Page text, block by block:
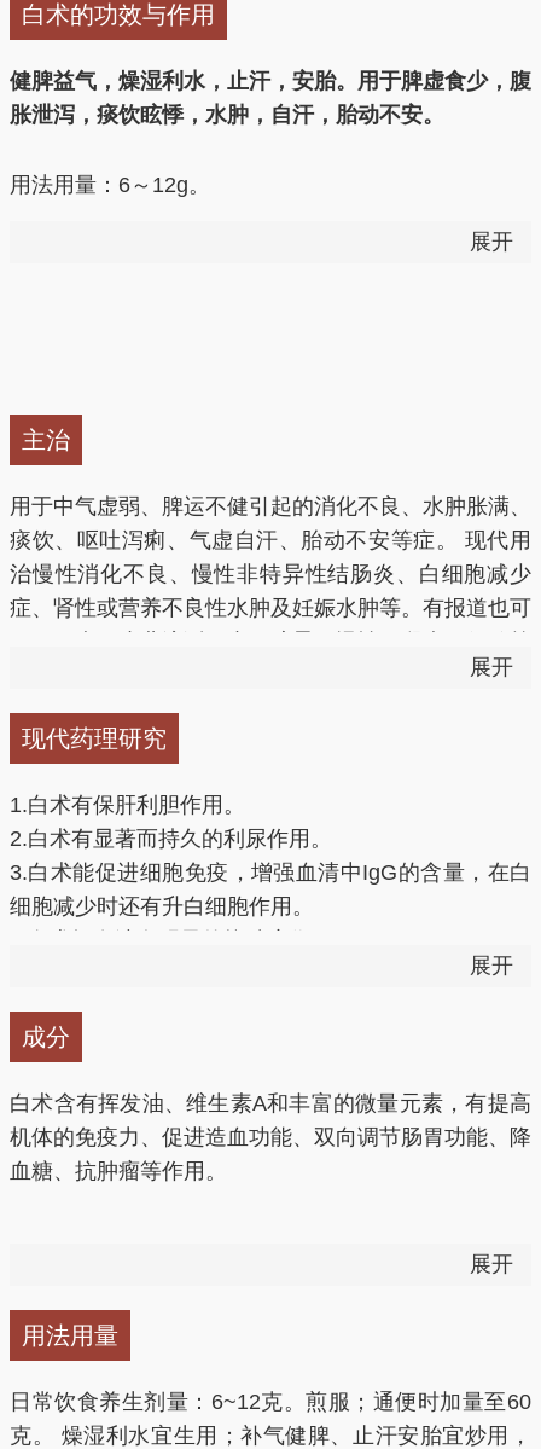
白术的功效与作用
健脾益气，燥湿利水，止汗，安胎。用于脾虚食少，腹
胀泄泻，痰饮眩悸，水肿，自汗，胎动不安。
用法用量：6～12g。
食少便溏、久泻久痢等。
燥湿利水：用于脾虚痰饮见食少、胃肠有振水声、头
晕、心悸等。
固表止汗：用于肺卫不固所致的自汗、易感冒。
1、增强机体免疫功能
白术能显著增强白细胞吞噬金黄色葡萄球菌的能力，从
而提高机体的抗病能力。
2、利尿
利尿作用。
3、抗氧化，延缓衰老
白术有抗氧化作用。能有效抑制脂质过氧化作用，降低
科手术后便秘者有效。
展开
主治
用于中气虚弱、脾运不健引起的消化不良、水肿胀满、
痰饮、呕吐泻痢、气虚自汗、胎动不安等症。 现代用
治慢性消化不良、慢性非特异性结肠炎、白细胞减少
症、肾性或营养不良性水肿及妊娠水肿等。有报道也可
展开
现代药理研究
1.白术有保肝利胆作用。
2.白术有显著而持久的利尿作用。
3.白术能促进细胞免疫，增强血清中IgG的含量，在白
细胞减少时还有升白细胞作用。
5.白术对心脏有抑制作用，使血管平滑肌扩张降压，并
有镇静及兴奋呼吸的作用。
6.白术能降低血糖，对血小板的减少有明显的抑制作
7.白术对多种细菌均有不同程度的抑制作用。
8.白术对家兔、豚鼠、小鼠和大鼠的子宫平滑肌有明显
的抑制作用。
展开
成分
白术含有挥发油、维生素A和丰富的微量元素，有提高
机体的免疫力、促进造血功能、双向调节肠胃功能、降
血糖、抗肿瘤等作用。
的作用，能增强机体的消化和吸收功能。白术气方烈，
味甘浓、性纯阳，故为健脾之佳品。
展开
用法用量
日常饮食养生剂量：6~12克。煎服；通便时加量至60
克。 燥湿利水宜生用；补气健脾、止汗安胎宜炒用，